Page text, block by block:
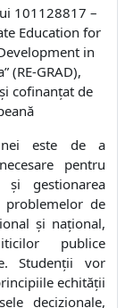
101128817 –
Education for
in
(RE-GRAD),
și cofinanțat de
este de a
pentru
și gestionarea
problemelor de
și național,
publice
Studenții vor
echității
decizionale,